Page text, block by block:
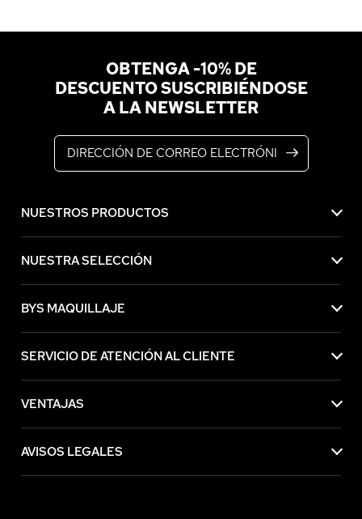
OBTENGA -10% DE
DESCUENTO SUSCRIBIÉNDOSE
A LA NEWSLETTER
NUESTROS PRODUCTOS
NUESTRA SELECCIÓN
BYS MAQUILLAJE
SERVICIO DE ATENCIÓN AL CLIENTE
VENTAJAS
AVISOS LEGALES